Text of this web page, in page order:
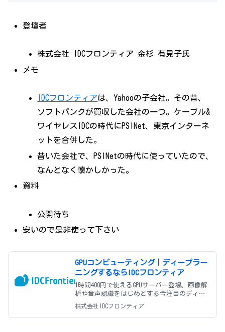
登壇者
株式会社 IDCフロンティア 金杉 有見子氏
メモ
IDCフロンティアは、Yahooの子会社。その昔、
ソフトバンクが買収した会社の一つ。ケーブル&
ワイヤレスIDCの時代にPSINet、東京インターネ
ットを合併した。
昔いた会社で、PSINetの時代に使っていたので、
なんとなく懐かしかった。
資料
公開待ち
安いので是非使って下さい
GPUコンピューティング｜ディープラー
ニングするならIDCフロンティア
1時間400円で使えるGPUサーバー登場。画像解
析や音声認識をはじめとする今注目のディー
速処理できるマシンパワーが必要。IDCFは、
AI/ディープラーニングに最適な超高速GPUコ
株式会社IDCフロンティア